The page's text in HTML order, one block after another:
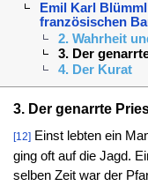
Emil Karl
französischen
2. Wahrheit
3. Der
4. Der Kurat
3. Der genarrte
[12]Einst lebten ein
ging oft auf die Jagd.
selben Zeit war der